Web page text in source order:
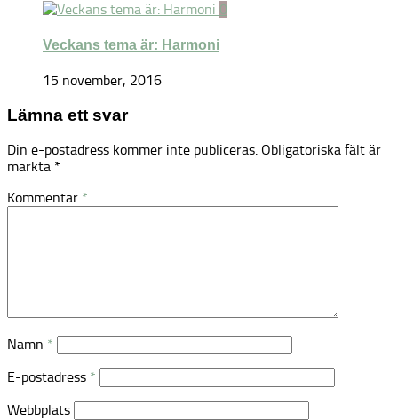
0
Veckans tema är: Harmoni
15 november, 2016
Lämna ett svar
Din e-postadress kommer inte publiceras. Obligatoriska fält är
märkta *
Kommentar *
Namn *
E-postadress *
Webbplats